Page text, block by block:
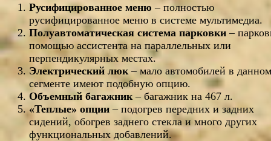
Русифицированное меню – полностью
русифицированное меню в системе мультимедиа.
Полуавтоматическая система парковки –
помощью ассистента на параллельных или
перпендикулярных местах.
Электрический люк – мало автомобилей в данном
сегменте имеют подобную опцию.
Объемный багажник – багажник на 467 л.
«Теплые» опции – подогрев передних и задних
сидений, обогрев заднего стекла и много других
функциональных добавлений.